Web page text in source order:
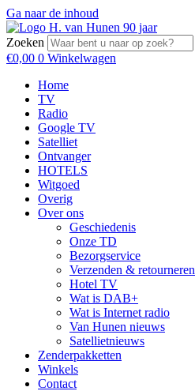
Ga naar de inhoud
Zoeken
€0,00 0 Winkelwagen
Home
TV
Radio
Google TV
Satelliet
Ontvanger
HOTELS
Witgoed
Overig
Over ons
Geschiedenis
Onze TD
Bezorgservice
Verzenden & retourneren
Hotel TV
Wat is DAB+
Wat is Internet radio
Van Hunen nieuws
Satellietnieuws
Zenderpakketten
Winkels
Contact